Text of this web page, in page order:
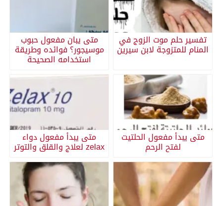
تفسير حلم موت الزوج في
المنام للمتزوجة لابن سيرين
متى يبان مفعول حبوب
موسيجور؟ فوائده وطريقة
استخدامه الصحيحة
متى يبدأ مفعول الحلتيت
لفتح الرحم
متى يبدأ مفعول دواء
zelax لعلاج والقلق والتوتر